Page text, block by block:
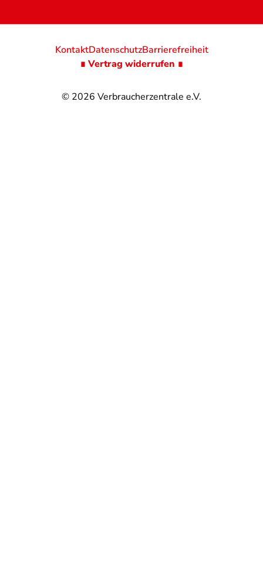
© 2026 Verbraucherzentrale e.V.
KontaktDatenschutzBarrierefreiheit
∎ Vertrag widerrufen ∎